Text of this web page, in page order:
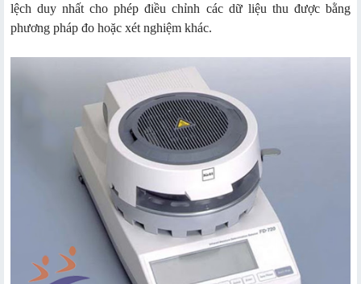
lệch duy nhất cho phép điều chỉnh các dữ liệu thu được bằng
phương pháp đo hoặc xét nghiệm khác.